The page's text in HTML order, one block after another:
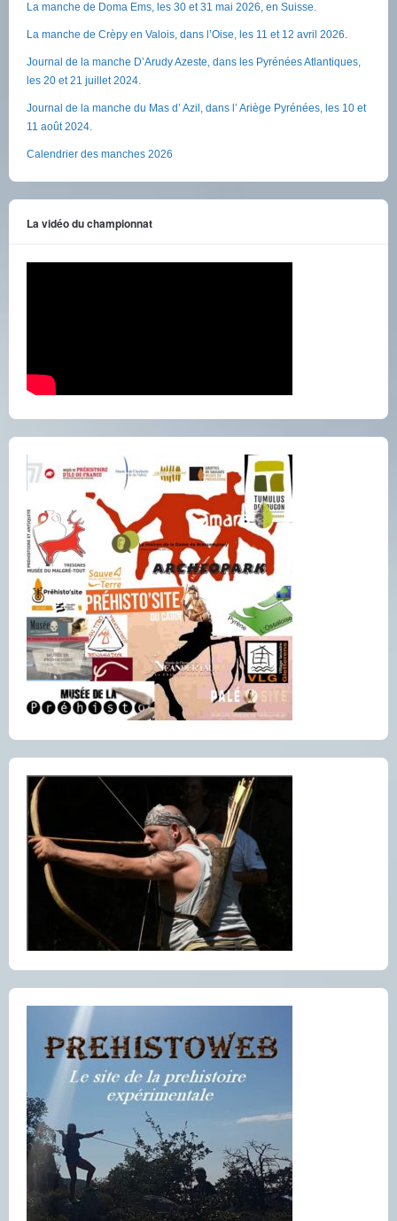
La manche de Doma Ems, les 30 et 31 mai 2026, en Suisse.
La manche de Crèpy en Valois, dans l’Oise, les 11 et 12 avril 2026.
Journal de la manche D’Arudy Azeste, dans les Pyrénées Atlantiques,
les 20 et 21 juillet 2024.
Journal de la manche du Mas d’ Azil, dans l’ Ariège Pyrénées, les 10 et
11 août 2024.
Calendrier des manches 2026
La vidéo du championnat